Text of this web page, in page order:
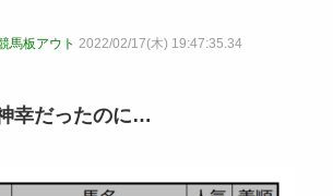
馬板アウト 2022/02/17(木) 19:47:35.34
幸だったのに…